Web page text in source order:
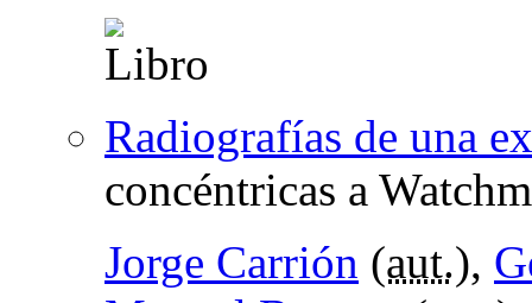
Radiografías de una
concéntricas a
Jorge Carrión (aut.),